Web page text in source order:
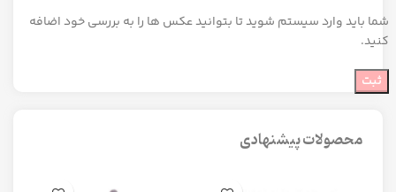
شما باید وارد سیستم شوید تا بتوانید عکس ها را به بررسی خود اضافه
کنید.
محصولات پیشنهادی